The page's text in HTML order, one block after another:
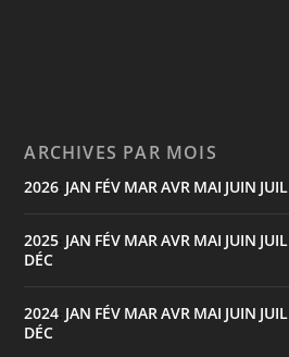
ARCHIVES PAR MOIS
2026 JAN FÉV MARAVR MAI JUIN JUIL
2025 JAN FÉV MARAVR MAI JUIN JUIL
DÉC
2024 JAN FÉV MARAVR MAI JUIN JUIL
DÉC